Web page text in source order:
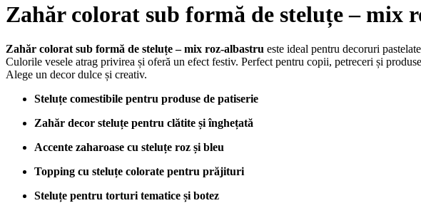
Zahăr colorat sub formă de steluțe – mix
Zahăr colorat sub formă de steluțe – mix roz-albastru este ideal pentru decoruri
Culorile vesele atrag privirea și oferă un efect festiv. Perfect pentru copii, petreceri și
Alege un decor dulce și creativ.
Steluțe comestibile pentru produse de patiserie
Zahăr decor steluțe pentru clătite și înghețată
Accente zaharoase cu steluțe roz și bleu
Topping cu steluțe colorate pentru prăjituri
Steluțe pentru torturi tematice și botez